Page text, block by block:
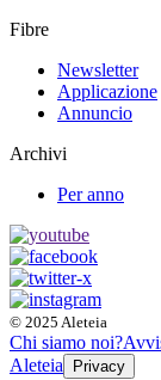
Fibre
Newsletter
Applicazione
Annuncio
Archivi
Per anno
© 2025 Aleteia
Chi siamo noi?
Aleteia
Privacy